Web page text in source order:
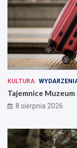
KULTURA
Tajemnice
8 sierpnia 2026